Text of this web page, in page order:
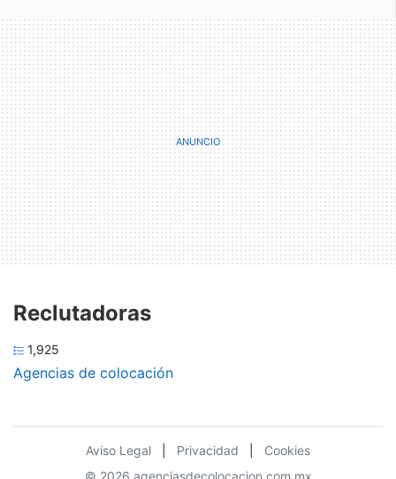
Reclutadoras
1,925
Agencias de colocación
Aviso Legal Privacidad
Cookies
© 2026 agenciasdecolocacion.com.mx